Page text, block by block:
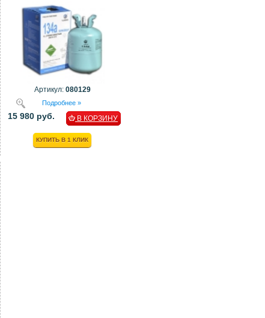
Артикул: 080129
Подробнее »
15 980 руб. В КОРЗИНУ
КУПИТЬ В 1 КЛИК